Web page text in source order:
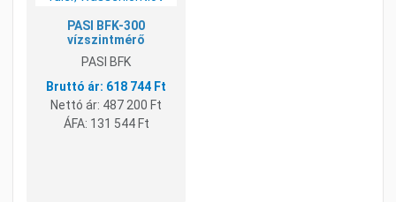
PASI BFK-300
vízszintmérő
PASI BFK
618 744 Ft
Nettó ár: 487 200 Ft
ÁFA: 131 544 Ft